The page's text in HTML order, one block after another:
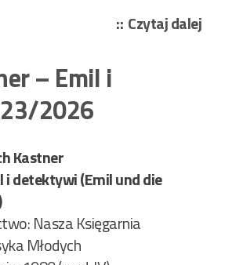
Czytaj dalej
– Emil i
2026
Kastner
i detektywi (Emil und die
Nasza Księgarnia
Młodych